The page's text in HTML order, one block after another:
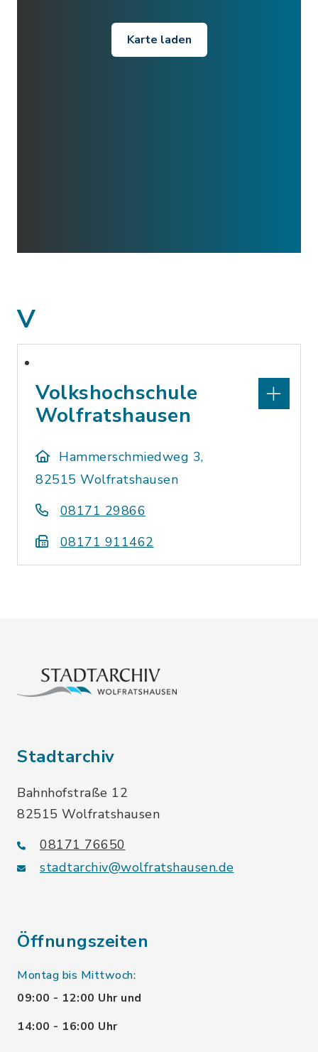
Karte laden
V
Volkshochschule
Wolfratshausen
Hammerschmiedweg 3,
82515 Wolfratshausen
08171 29866
08171 911462
Stadtarchiv
Bahnhofstraße 12
82515 Wolfratshausen
08171 76650
stadtarchiv@wolfratshausen.de
Öffnungszeiten
Montag bis Mittwoch:
09:00 - 12:00 Uhr und
14:00 - 16:00 Uhr